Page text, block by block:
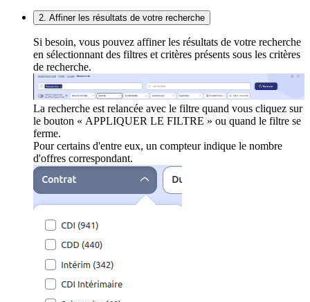
2. Affiner les résultats de votre recherche
Si besoin, vous pouvez affiner les résultats de votre recherche
en sélectionnant des filtres et critères présents sous les critères
de recherche.
La recherche est relancée avec le filtre quand vous cliquez sur
le bouton « APPLIQUER LE FILTRE » ou quand le filtre se
ferme.
Pour certains d'entre eux, un compteur indique le nombre
d'offres correspondant.